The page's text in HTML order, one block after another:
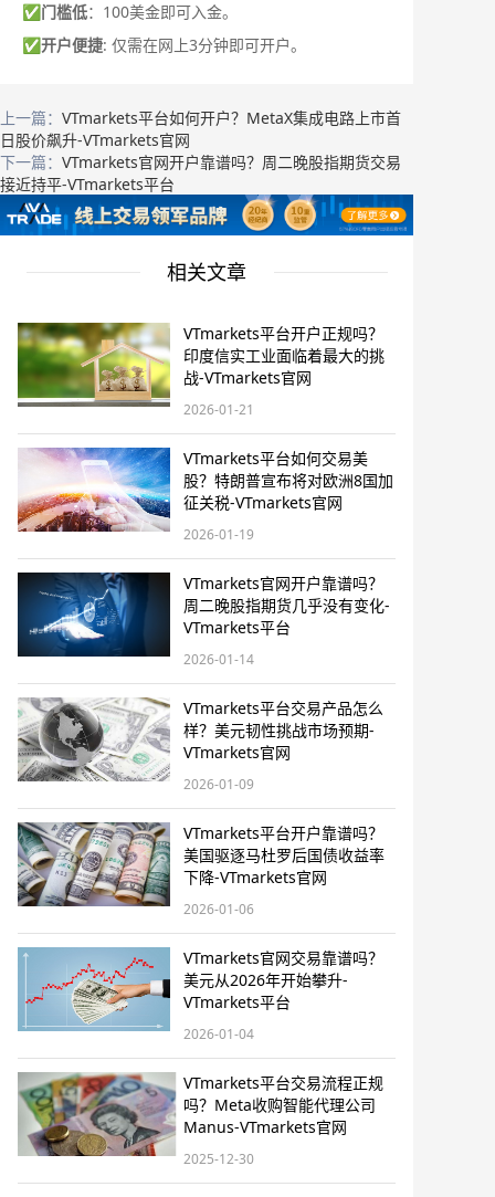
✅门槛低：100美金即可入金。
✅开户便捷: 仅需在网上3分钟即可开户。
上一篇： VTmarkets平台如何开户？MetaX集成电路上市首
日股价飙升-VTmarkets官网
下一篇： VTmarkets官网开户靠谱吗？周二晚股指期货交易
接近持平-VTmarkets平台
相关文章
VTmarkets平台开户正规吗？
印度信实工业面临着最大的挑
战-VTmarkets官网
2026-01-21
VTmarkets平台如何交易美
股？特朗普宣布将对欧洲8国加
征关税-VTmarkets官网
2026-01-19
VTmarkets官网开户靠谱吗？
周二晚股指期货几乎没有变化-
VTmarkets平台
2026-01-14
VTmarkets平台交易产品怎么
样？美元韧性挑战市场预期-
VTmarkets官网
2026-01-09
VTmarkets平台开户靠谱吗？
美国驱逐马杜罗后国债收益率
下降-VTmarkets官网
2026-01-06
VTmarkets官网交易靠谱吗？
美元从2026年开始攀升-
VTmarkets平台
2026-01-04
VTmarkets平台交易流程正规
吗？Meta收购智能代理公司
Manus-VTmarkets官网
2025-12-30